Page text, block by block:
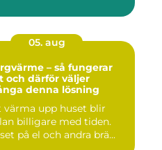
05. aug
– så fungerar
och därför väljer
denna lösning
värma upp huset blir
billigare med tiden.
på el och andra brä...